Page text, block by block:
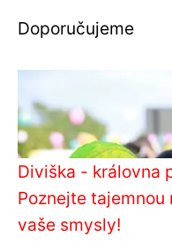
Doporučujeme
Diviška - královna
Poznejte
vaše smysly!